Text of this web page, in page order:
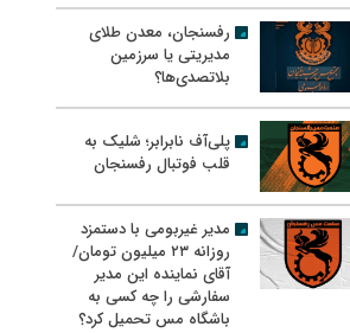
رفسنجان، معدن طلای
مدیریتی یا سرزمین
بلاتصدی‌ها؟
پلی‌آف نابرابر؛ شلیک به
قلب فوتبال رفسنجان
مدیر غیربومی با دستمزد
روزانه ۲۳ میلیون تومان/
آقای نماینده این مدیر
سفارشی را چه کسی به
باشگاه مس تحمیل کرد؟